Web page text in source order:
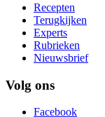
Recepten
Terugkijken
Experts
Rubrieken
Nieuwsbrief
Volg ons
Facebook